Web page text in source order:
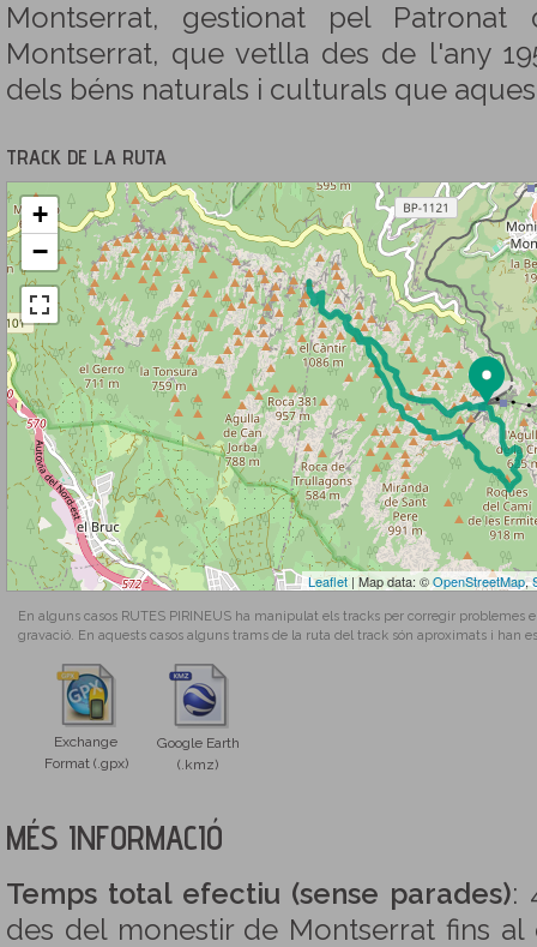
Montserrat, gestionat pel
Montserrat, que vetlla des de l'any
dels béns naturals i culturals que
TRACK DE LA RUTA
+
−
Leaflet | Map data: ©OpenStreetMap,
En alguns casos RUTES PIRINEUS ha manipulat els tracks per corregir problemes
gravació. En aquests casos alguns trams de la ruta del track són aproximats i han
Exchange
Format (.gpx)
Google Earth
(.kmz)
MÉS INFORMACIÓ
Temps total efectiu (sense parades):
des del monestir de Montserrat fins